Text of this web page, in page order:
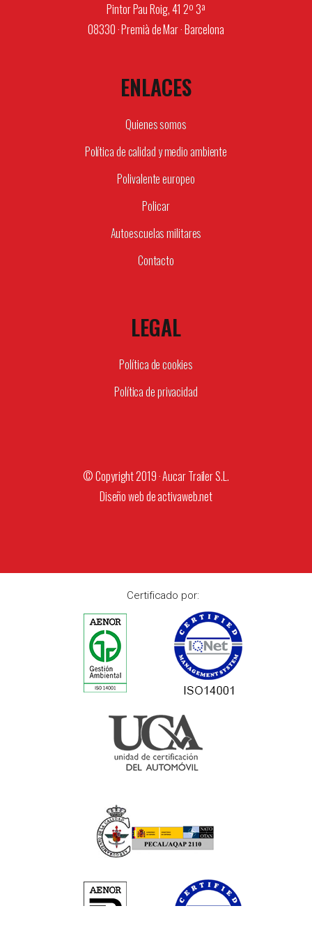
Pintor Pau Roig, 41 2º 3ª
08330 · Premià de Mar · Barcelona
ENLACES
Quienes somos
Política de calidad y medio ambiente
Polivalente europeo
Policar
Autoescuelas militares
Contacto
LEGAL
Política de cookies
Política de privacidad
© Copyright 2019 · Aucar Trailer S.L.
Diseño web deactivaweb.net
Certificado por: